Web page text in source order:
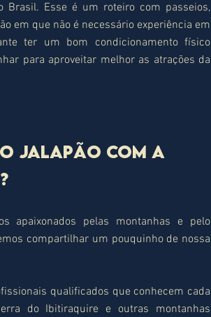
Brasil. Esse é um roteiro com passeios,
em que não é necessário experiência em
ter um bom condicionamento físico
para aproveitar melhor as atrações da
COM A
apaixonados pelas montanhas e pelo
compartilhar um pouquinho de nossa
qualificados que conhecem cada
do Ibitiraquire e outras montanhas